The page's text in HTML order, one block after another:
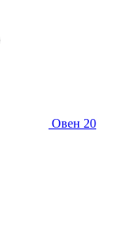
Овен 20